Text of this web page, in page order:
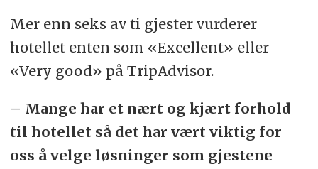
Mer enn seks av ti gjester vurderer
hotellet enten som «Excellent» eller
«Very good» på TripAdvisor.
– Mange har et nært og kjært forhold
til hotellet så det har vært viktig for
oss å velge løsninger som gjestene